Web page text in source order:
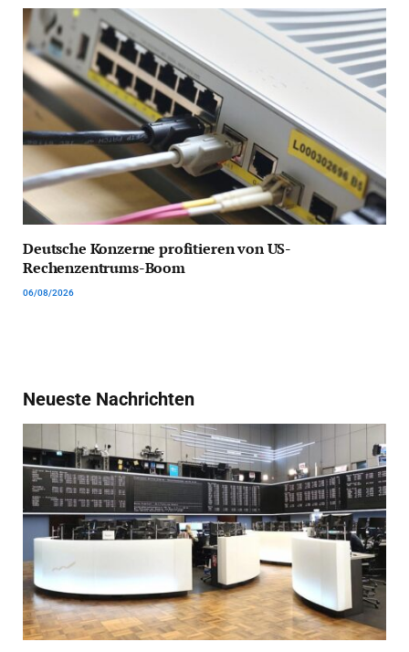
Deutsche Konzerne profitieren von US-
Rechenzentrums-Boom
06/08/2026
Neueste Nachrichten